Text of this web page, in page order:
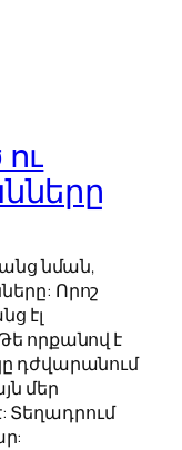
նման,
Որոշ
էլ
որքանով է
դժվարանում
մեր
Տեղադրում